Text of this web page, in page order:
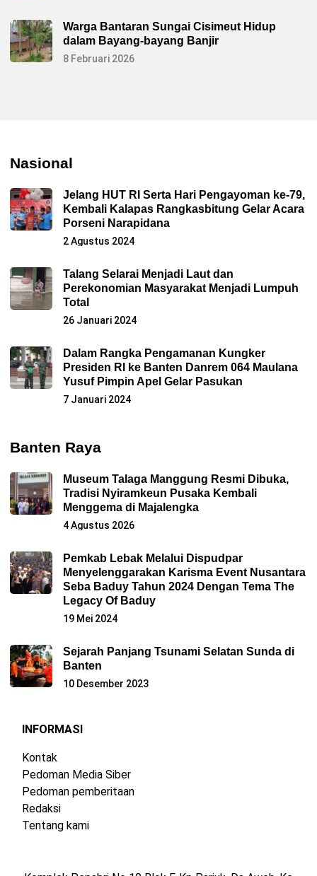
Warga Bantaran Sungai Cisimeut Hidup
dalam Bayang-bayang Banjir
8 Februari 2026
Nasional
Jelang HUT RI Serta Hari Pengayoman ke-79,
Kembali Kalapas Rangkasbitung Gelar Acara
Porseni Narapidana
2 Agustus 2024
Talang Selarai Menjadi Laut dan
Perekonomian Masyarakat Menjadi Lumpuh
Total
26 Januari 2024
Dalam Rangka Pengamanan Kungker
Presiden RI ke Banten Danrem 064 Maulana
Yusuf Pimpin Apel Gelar Pasukan
7 Januari 2024
Banten Raya
Museum Talaga Manggung Resmi Dibuka,
Tradisi Nyiramkeun Pusaka Kembali
Menggema di Majalengka
4 Agustus 2026
Pemkab Lebak Melalui Dispudpar
Menyelenggarakan Karisma Event Nusantara
Seba Baduy Tahun 2024 Dengan Tema The
Legacy Of Baduy
19 Mei 2024
Sejarah Panjang Tsunami Selatan Sunda di
Banten
10 Desember 2023
INFORMASI
Kontak
Pedoman Media Siber
Pedoman pemberitaan
Redaksi
Tentang kami